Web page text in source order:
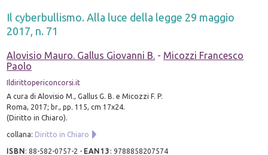
Il cyberbullismo. Alla luce della legge 29 maggio
2017, n. 71
Alovisio Mauro. Gallus Giovanni B. - Micozzi Francesco
Paolo
Ildirittopericoncorsi.it
A cura di Alovisio M., Gallus G. B. e Micozzi F. P.
Roma, 2017; br., pp. 115, cm 17x24.
(Diritto in Chiaro).
collana: Diritto in Chiaro
ISBN:88-582-0757-2 - EAN13 :9788858207574